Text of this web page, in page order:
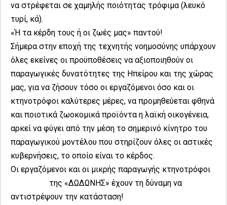
να στρέφεται σε χαμηλής ποιότητας τρόφιμα (λευκό
τυρί, κά).
«Ή τα κέρδη τους ή οι ζωές μας» παντού!
Σήμερα στην εποχή της τεχνητής νοημοσύνης υπάρχουν
όλες εκείνες οι προϋποθέσεις να αξιοποιηθούν οι
παραγωγικές δυνατότητες της Ηπείρου και της χώρας
μας, για να ζήσουν τόσο οι εργαζόμενοι όσο και οι
κτηνοτρόφοι καλύτερες μέρες, να προμηθεύεται φθηνά
και ποιοτικά ζωοκομικά προϊόντα η λαϊκή οικογένεια,
αρκεί να φύγει από την μέση το σημερινό κίνητρο του
παραγωγικού μοντέλου που στηρίζουν όλες οι αστικές
κυβερνήσεις, το οποίο είναι το κέρδος.
Οι εργαζόμενοι και οι μικρής παραγωγής κτηνοτρόφοι
της «ΔΩΔΩΝΗΣ» έχουν τη δύναμη να
αντιστρέψουν την κατάσταση!